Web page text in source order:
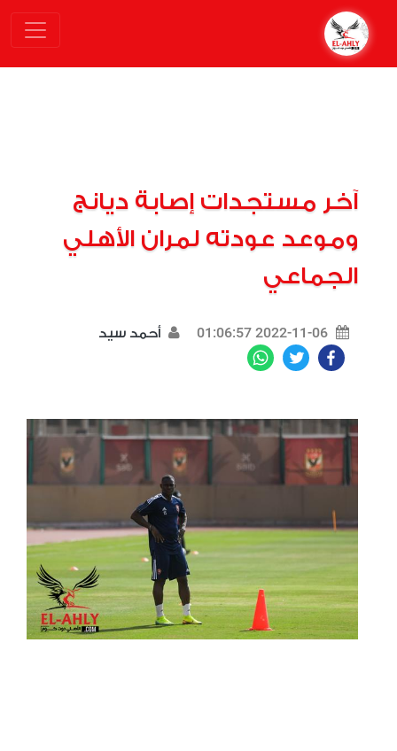
آخر مستجدات إصابة ديانج
وموعد عودته لمران الأهلي
الجماعي
2022-11-06 01:06:57 أحمد سيد
Facebook
Twitter